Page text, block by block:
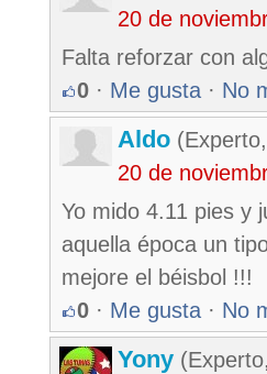
20 de
Falta reforzar con
0 · Me gusta · No
Aldo
20 de
Yo mido 4.11 pies y
aquella época un
mejore el béisbol !!!
0 · Me gusta · No
Yony